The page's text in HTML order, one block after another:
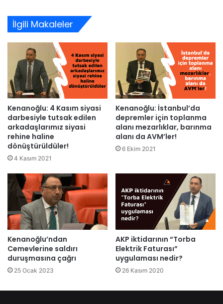
İlgili Makaleler
Kenanoğlu: 4 Kasım siyasi
darbesiyle tutsak edilen
arkadaşlarımız siyasi
rehine haline
dönüştürüldüler!
4 Kasım 2021
Kenanoğlu: İstanbul’da
depremler için toplanma
alanı mezarlıklar, barınma
alanı da AVM’ler!
6 Ekim 2021
Kenanoğlu’ndan
Cemevlerine saldırı
duruşmasına çağrı
25 Ocak 2023
AKP iktidarının “Torba
Elektrik Faturası”
uygulaması nedir?
26 Kasım 2020